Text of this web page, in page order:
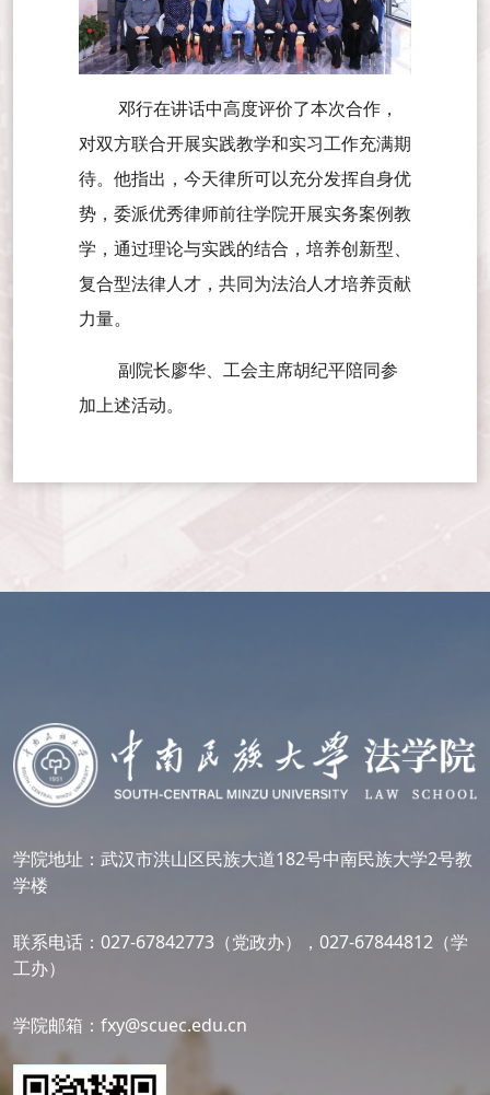
邓行在讲话中高度评价了本次合作，
对双方联合开展实践教学和实习工作充满期
待。他指出，今天律所可以充分发挥自身优
势，委派优秀律师前往学院开展实务案例教
学，通过理论与实践的结合，培养创新型、
复合型法律人才，共同为法治人才培养贡献
力量。
副院长廖华、工会主席胡纪平陪同参
加上述活动。
学院地址：武汉市洪山区民族大道182号中南民族大学2号教
学楼
联系电话：027-67842773（党政办），027-67844812（学
工办）
学院邮箱：fxy@scuec.edu.cn